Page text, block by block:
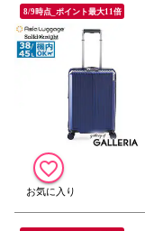
8/9時点_ポイント最大11倍